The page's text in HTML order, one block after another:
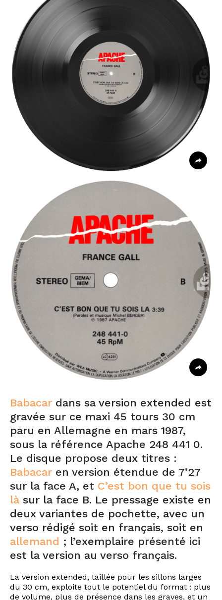
Babacar dans sa version extended est
gravée sur ce maxi 45 tours 30 cm
paru en Allemagne en mars 1987,
sous la référence Apache 248 441 0.
Le disque propose deux titres :
Babacar en version étendue de 7’27
sur la face A, et C’est bon que tu sois
là sur la face B. Le pressage existe en
deux variantes de pochette, avec un
verso rédigé soit en français, soit en
allemand ; l’exemplaire présenté ici
est la version au verso français.
La version extended, taillée pour les sillons larges
du 30 cm, exploite tout le potentiel du format : plus
de volume, plus de présence dans les graves, et un